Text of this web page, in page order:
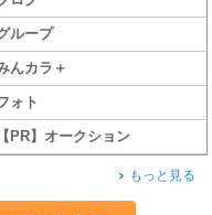
ループ
んカラ＋
ォト
【PR】オークション
もっと見る